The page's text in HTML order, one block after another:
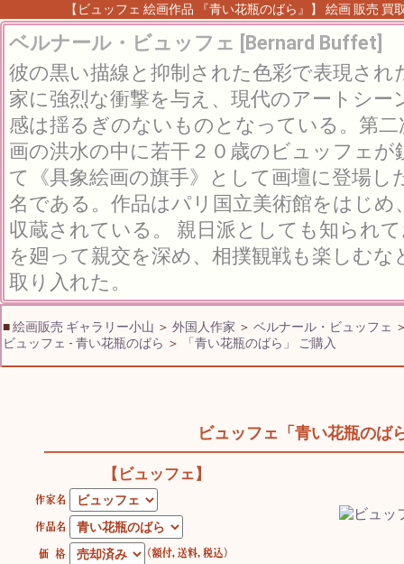
【ビュッフェ 絵画作品 『青い花瓶のばら』】 絵画 販売 買
ベルナール・ビュッフェ [Bernard Buffet]
彼の黒い描線と抑制された色彩で表現され
家に強烈な衝撃を与え、現代のアートシ
感は揺るぎのないものとなっている。第二
画の洪水の中に若干２０歳のビュッフェ
て《具象絵画の旗手》として画壇に登場
名である。作品はパリ国立美術館をはじめ
収蔵されている。 親日派としても知られ
を廻って親交を深め、相撲観戦も楽しむな
取り入れた。
■絵画販売 ギャラリー小山 ＞ 外国人作家 ＞ ベルナール・ビュッフェ
ビュッフェ - 青い花瓶のばら ＞ 「青い花瓶のばら」 ご購入
ビュッフェ「青い花瓶のば
【ビュッフェ】